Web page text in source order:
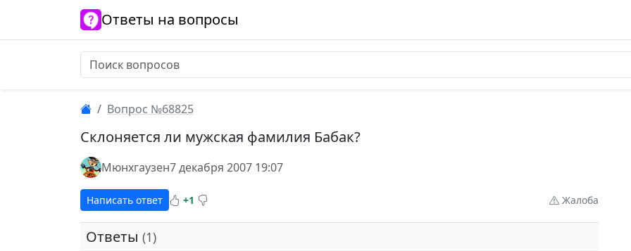
Ответы на вопросы
Вопрос №68825
Склоняется ли мужская фамилия Бабак?
Мюнхгаузен7 декабря 2007 19:07
Написать ответ +1 Жалоба
Ответы (1)